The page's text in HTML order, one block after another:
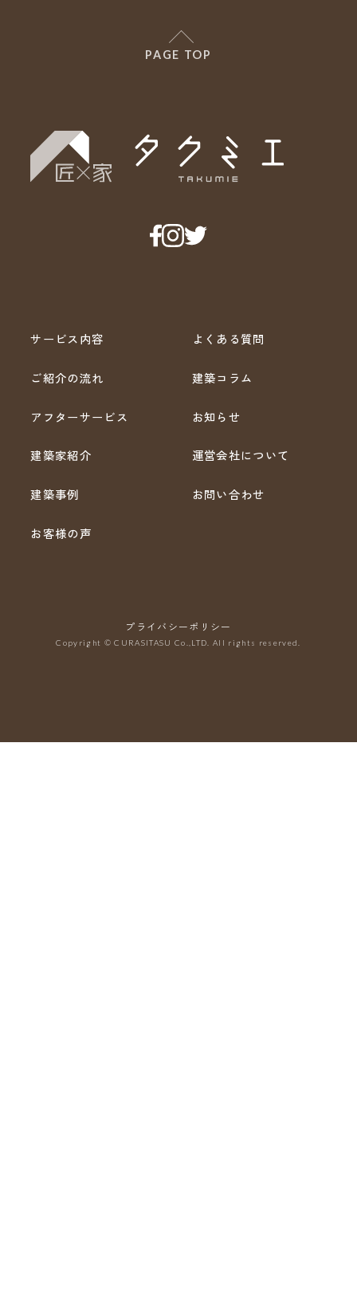
PAGE TOP
サービス内容
ご紹介の流れ
アフターサービス
建築家紹介
建築事例
お客様の声
よくある質問
建築コラム
お知らせ
運営会社について
お問い合わせ
プライバシーポリシー
Copyright © CURASITASU Co.,LTD. All rights reserved.